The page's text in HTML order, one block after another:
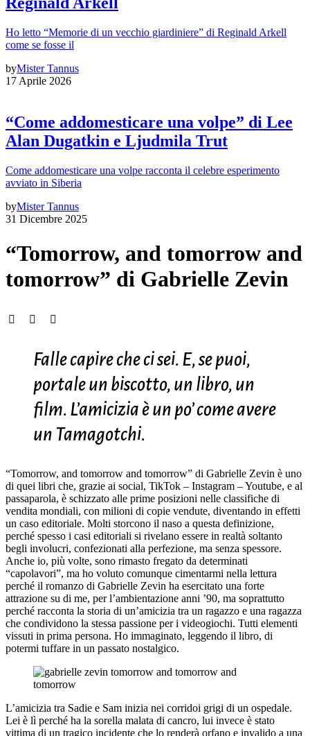
Ho letto “Memorie di un vecchio giardiniere” di Reginald Arkell
come se fosse il
byMister Tannus
17 Aprile 2026
“Come addomesticare una volpe” di Lee
Alan Dugatkin e Ljudmila Trut
Come addomesticare una volpe racconta il celebre esperimento
avviato in Siberia
byMister Tannus
31 Dicembre 2025
“Tomorrow, and tomorrow and
tomorrow” di Gabrielle Zevin
Falle capire che ci sei. E, se puoi,
portale un biscotto, un libro, un
film. L’amicizia è un po’ come avere
un Tamagotchi.
“Tomorrow, and tomorrow and tomorrow” di Gabrielle Zevin è uno
di quei libri che, grazie ai social, TikTok – Instagram – Youtube, e al
passaparola, è schizzato alle prime posizioni nelle classifiche di
vendita mondiali, con milioni di copie vendute, diventando in effetti
un caso editoriale. Molti storcono il naso a questa definizione,
perché spesso i casi editoriali si rivelano essere in realtà soltanto
begli involucri, confezionati alla perfezione, ma senza spessore.
Anche io, più volte, sono rimasto fregato da determinati
“capolavori”, ma ho voluto comunque cimentarmi nella lettura
perché il romanzo di Gabrielle Zevin ha esercitato una forte
attrazione su di me, per l’ambientazione anni ’90, ma soprattutto
perché racconta la storia di un’amicizia tra un ragazzo e una ragazza
che condividono la stessa passione per i videogiochi. Tutti elementi
vissuti in prima persona. Ho immaginato, leggendo il libro, di
potermi tuffare in un passato nostalgico.
L’amicizia tra Sadie e Sam inizia nei corridoi grigi di un ospedale.
Lei è lì perché ha la sorella malata di cancro, lui invece è stato
vittima di un tragico incidente che lo renderà orfano e invalido a una